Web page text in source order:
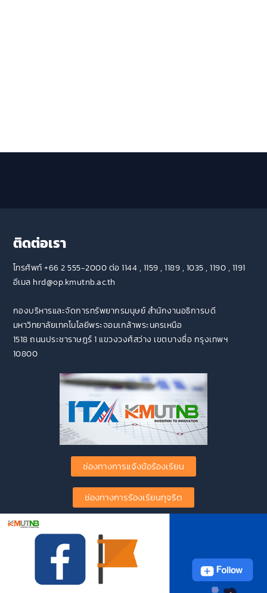
ติดต่อเรา
โทรศัพท์ +66 2 555-2000 ต่อ 1144 , 1159 , 1189 , 1035 , 1190 , 1191
อีเมล hrd@op.kmutnb.ac.th
กองบริหารและจัดการทรัพยากรมนุษย์ สำนักงานอธิการบดี
มหาวิทยาลัยเทคโนโลยีพระจอมเกล้าพระนครเหนือ
1518 ถนนประชาราษฎร์ 1 แขวงวงศ์สว่าง เขตบางซื่อ กรุงเทพฯ
10800
ช่องทางการแจ้งข้อร้องเรียน
ช่องทางการร้องเรียนทุจริต